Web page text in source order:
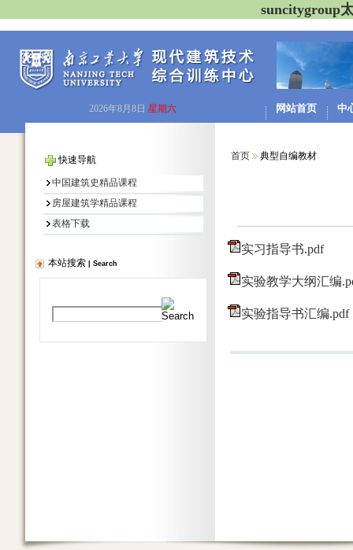
suncitygroup
2026年8月8日 星期六 网站首页 中
快速导航
中国建筑史精品课程
房屋建筑学精品课程
表格下载
本站搜索 Search
首页 典型自编教材
实习指导书.pdf
实验教学大纲汇编
实验指导书汇编.pdf